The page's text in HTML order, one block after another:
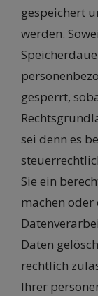
gespeichert
werden.
gesperrt,
sei denn es
Sie ein
machen
Daten
rechtlich
Ihrer